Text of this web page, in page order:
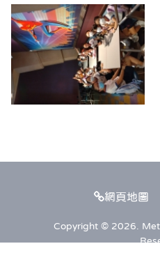
網頁地圖
Copyright © 2026.